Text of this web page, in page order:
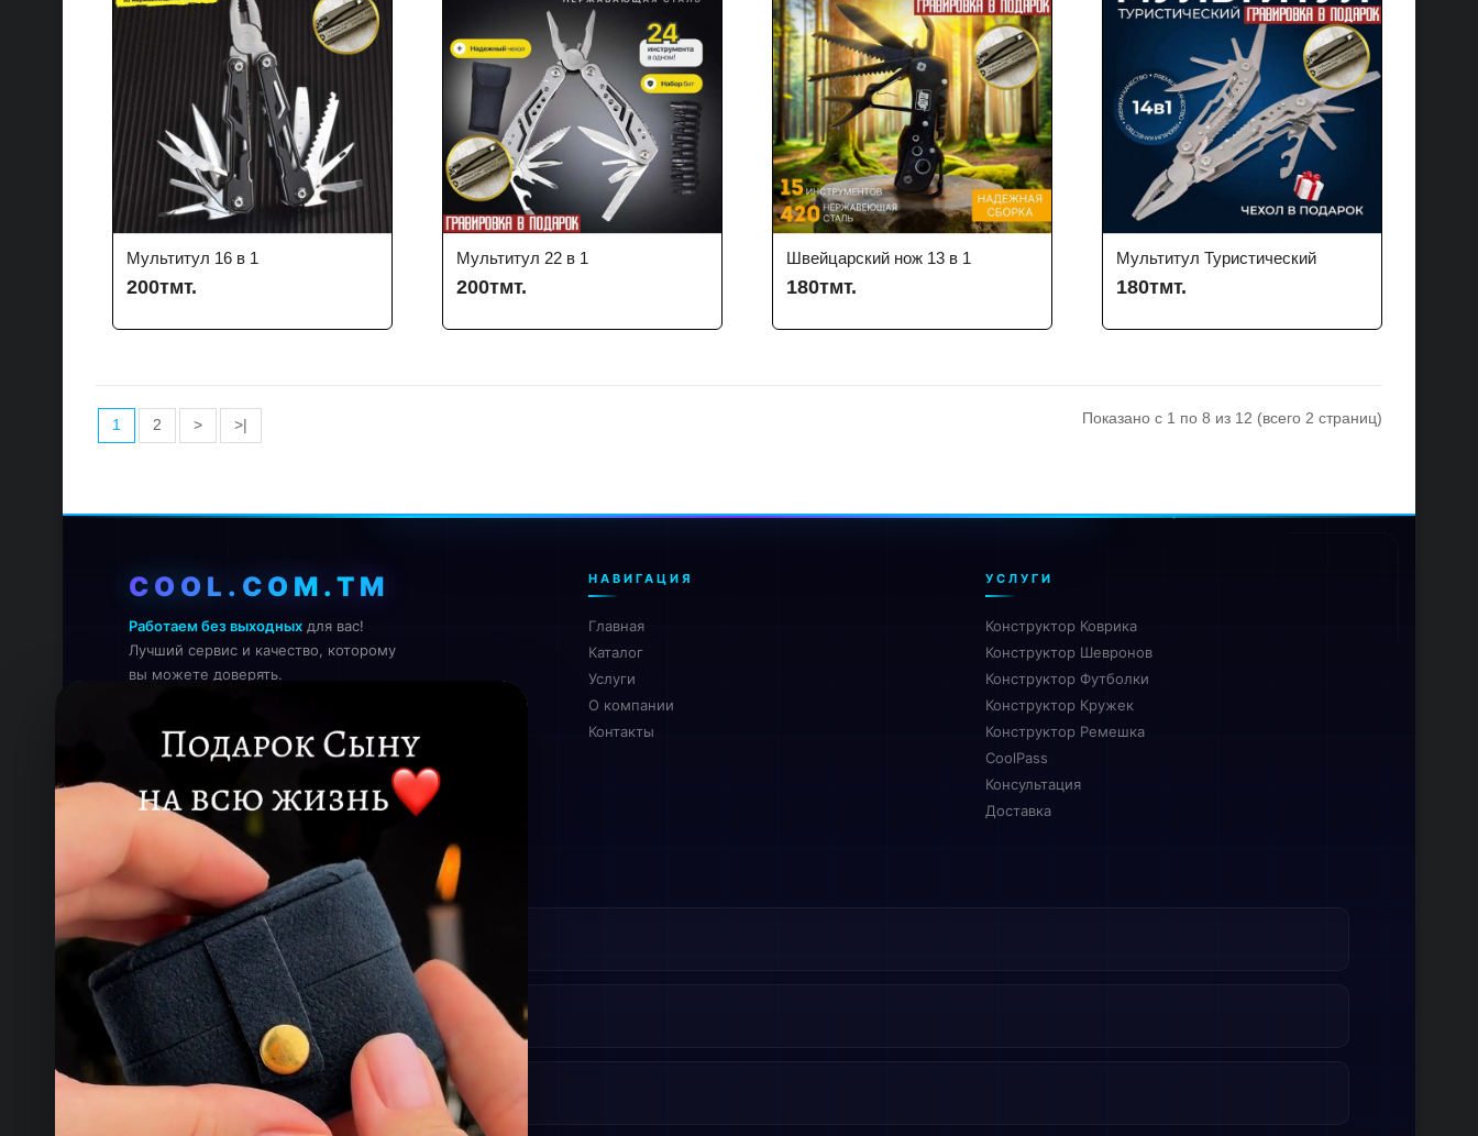
Мультитул 16 в 1
200тмт.
Мультитул 22 в 1
200тмт.
Швейцарский нож 13 в 1
180тмт.
Мультитул Туристический
180тмт.
1 2 > >| Показано с 1 по 8 из 12 (всего 2 страниц)
COOL.COM.TM
Работаем без выходных для вас!
Лучший сервис и качество, которому
вы можете доверять.
НАВИГАЦИЯ
Главная
Каталог
Услуги
О компании
Контакты
УСЛУГИ
Конструктор Коврика
Конструктор Шевронов
Конструктор Футболки
Конструктор Кружек
Конструктор Ремешка
CoolPass
Консультация
Доставка
КОНТАКТЫ
ТЕЛЕФОН
+993 649 593 67
EMAIL
rdemirov@cool.com.tm
АДРЕС
Туркменистан